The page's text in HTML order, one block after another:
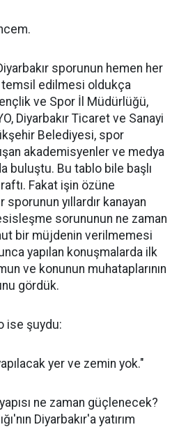
sporunun hemen her
temsil edilmesi oldukça
ve Spor İl Müdürlüğü,
Diyarbakır Ticaret ve Sanayi
Belediyesi, spor
akademisyenler ve medya
buluştu. Bu tablo bile başlı
Fakat işin özüne
sporunun yıllardır kanayan
sorununun ne zaman
bir müjdenin verilmemesi
yapılan konuşmalarda ilk
ve konunun muhataplarının
gördük.
ise şuydu:
yer ve zemin yok."
ne zaman güçlenecek?
Diyarbakır'a yatırım